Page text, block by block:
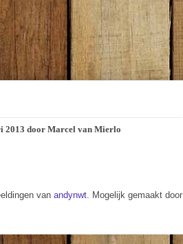
2013 door Marcel van Mierlo
van andynwt. Mogelijk gemaakt door